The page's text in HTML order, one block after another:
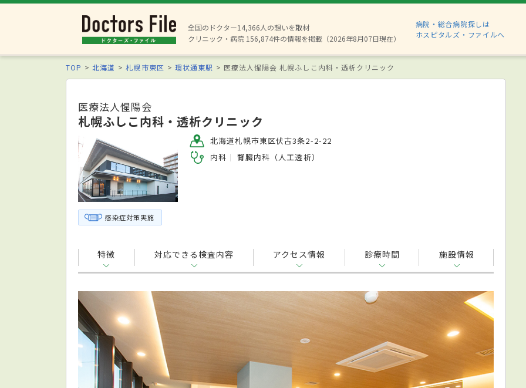
全国のドクター14,366人の想いを取材
クリニック・病院 156,874件の情報を掲載（2026年8月07日現在）
病院・総合病院探しは
ホスピタルズ・ファイルへ
TOP 北海道 札幌市東区 環状通東駅 医療法人惺陽会 札幌ふしこ内科・透析クリニック
医療法人惺陽会
札幌ふしこ内科・透析クリニック
北海道札幌市東区伏古3条2-2-22
内科
腎臓内科（人工透析）
感染症対策実施
特徴 対応できる検査内容 アクセス情報 診療時間 施設情報